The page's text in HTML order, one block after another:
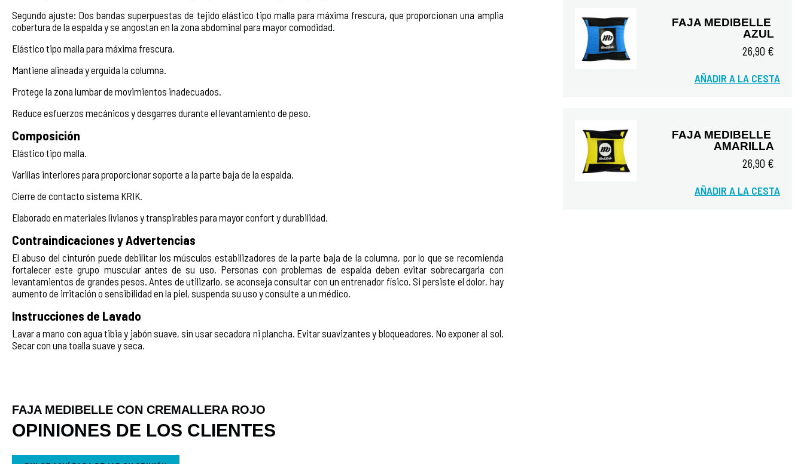
Segundo ajuste: Dos bandas superpuestas de tejido elástico tipo malla para máxima frescura, que proporcionan una amplia
cobertura de la espalda y se angostan en la zona abdominal para mayor comodidad.
Elástico tipo malla para máxima frescura.
Mantiene alineada y erguida la columna.
Protege la zona lumbar de movimientos inadecuados.
Reduce esfuerzos mecánicos y desgarres durante el levantamiento de peso.
Composición
Elástico tipo malla.
Varillas interiores para proporcionar soporte a la parte baja de la espalda.
Cierre de contacto sistema KRIK.
Elaborado en materiales livianos y transpirables para mayor confort y durabilidad.
Contraindicaciones y Advertencias
El abuso del cinturón puede debilitar los músculos estabilizadores de la parte baja de la columna, por lo que se recomienda
fortalecer este grupo muscular antes de su uso. Personas con problemas de espalda deben evitar sobrecargarla con
levantamientos de grandes pesos. Antes de utilizarlo, se aconseja consultar con un entrenador físico. Si persiste el dolor, hay
aumento de irritación o sensibilidad en la piel, suspenda su uso y consulte a un médico.
Instrucciones de Lavado
Lavar a mano con agua tibia y jabón suave, sin usar secadora ni plancha. Evitar suavizantes y bloqueadores. No exponer al sol.
Secar con una toalla suave y seca.
FAJA MEDIBELLE
AZUL
26,90 €
AÑADIR A LA CESTA
FAJA MEDIBELLE
AMARILLA
26,90 €
AÑADIR A LA CESTA
FAJA MEDIBELLE CON CREMALLERA ROJO
OPINIONES DE LOS CLIENTES